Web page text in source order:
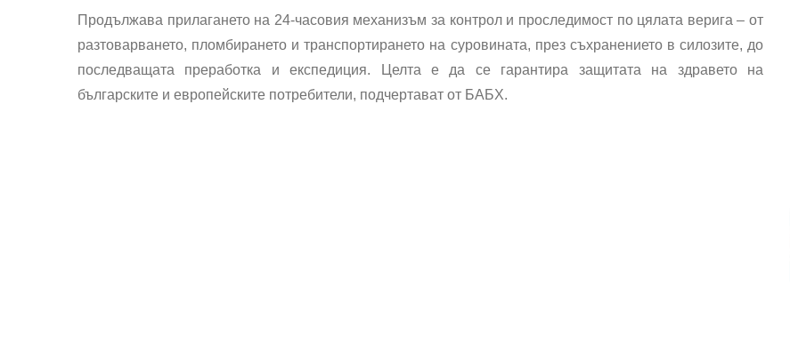
Продължава прилагането на 24-часовия механизъм за контрол и проследимост по цялата верига – от
разтоварването, пломбирането и транспортирането на суровината, през съхранението в силозите, до
последващата преработка и експедиция. Целта е да се гарантира защитата на здравето на
българските и европейските потребители, подчертават от БАБХ.